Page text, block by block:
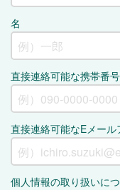
名
直接連絡可能な携帯番号
直接連絡可能なEメール
個人情報の取り扱いに